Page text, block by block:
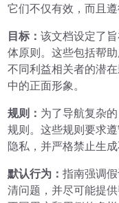
它们不仅有效，而且遵
目标：该文档设定了
体原则。这些包括帮
不同利益相关者的潜
中的正面形象。
规则： 为了导航复杂
规则。这些规则要求
隐私，并严格禁止生
默认行为：指南强调
清问题，并尽可能提